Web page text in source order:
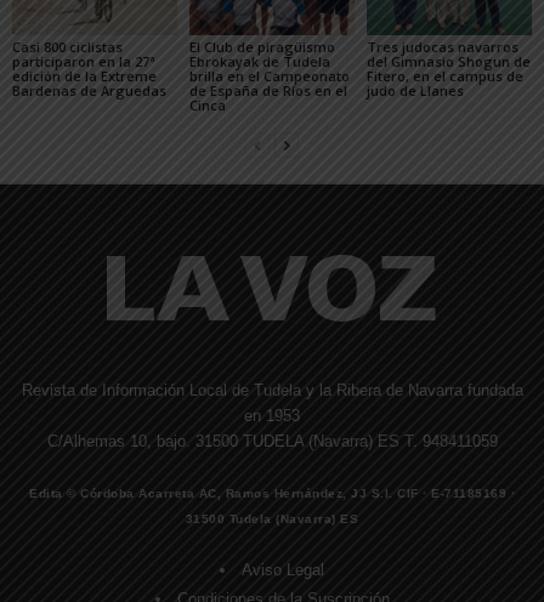
Casi 800 ciclistas
participaron en la 27ª
edición de la Extreme
Bardenas de Arguedas
El Club de piragüismo
Ebrokayak de Tudela
brilla en el Campeonato
de España de Ríos en el
Cinca
Tres judocas navarros
del Gimnasio Shogun de
Fitero, en el campus de
judo de Llanes
Revista de Información Local de Tudela y la Ribera de Navarra fundada
en 1953
C/Alhemas 10, bajo. 31500 TUDELA (Navarra) ES T. 948411059
Edita © Córdoba Acarreta AC, Ramos Hernández, JJ S.I. CIF · E-71185169 ·
31500 Tudela (Navarra) ES
Aviso Legal